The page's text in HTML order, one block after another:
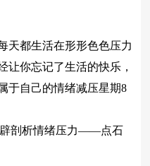
都生活在形形色色压力
让你忘记了生活的快乐，
于自己的情绪减压星期8
剖析情绪压力――点石